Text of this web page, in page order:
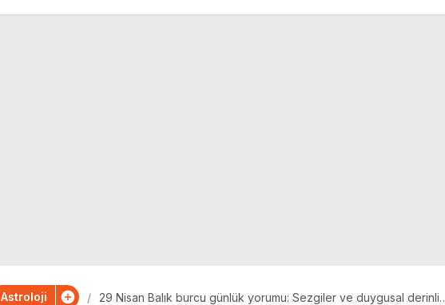
Astroloji
29 Nisan Balık burcu günlük yorumu: Sezgiler ve duygusal derinlik